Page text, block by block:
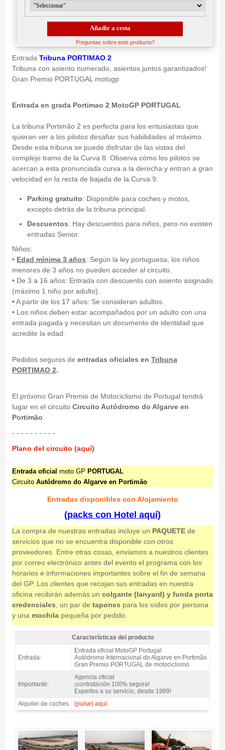
Preguntas sobre este producto?
Entrada Tribuna PORTIMAO 2
Tribuna con asiento numerado, asientos juntos garantizados!
Gran Premio PORTUGAL motogp
Entrada en grada Portimao 2 MotoGP PORTUGAL
La tribuna Portimão 2 es perfecta para los entusiastas que
quieran ver a los pilotos desafiar sus habilidades al máximo.
Desde esta tribuna se puede disfrutar de las vistas del
complejo tramo de la Curva 8. Observa cómo los pilotos se
acercan a esta pronunciada curva a la derecha y entran a gran
velocidad en la recta de bajada de la Curva 9.
Parking gratuito: Disponible para coches y motos,
excepto detrás de la tribuna principal.
Descuentos: Hay descuentos para niños, pero no existen
entradas Senior.
Niños:
• Edad mínima 3 años: Según la ley portuguesa, los niños
menores de 3 años no pueden acceder al circuito.
• De 3 a 16 años: Entrada con descuento con asiento asignado
(máximo 1 niño por adulto).
• A partir de los 17 años: Se consideran adultos.
• Los niños deben estar acompañados por un adulto con una
entrada pagada y necesitan un documento de identidad que
acredite la edad.
Pedidos seguros de entradas oficiales en Tribuna
PORTIMAO 2.
El próximo Gran Premio de Motociclismo de Portugal tendrá
lugar en el circuito Circuito Autódromo do Algarve en
Portimão
- - - - - - - - - -
Plano del circuito (aquí)
Entrada oficial moto GP PORTUGAL
Circuito Autódromo do Algarve en Portimão
Entradas disponibles con Alojamiento
(packs con Hotel aquí)
La compra de nuestras entradas incluye un PAQUETEde
servicios que no se encuentra disponible con otros
proveedores. Entre otras cosas, enviamos a nuestros clientes
por correo electrónico antes del evento el programa con los
horarios e informaciones importantes sobre el fin de semana
del GP. Los clientes que recojan sus entradas en nuestra
oficina recibirán además un colgante (lanyard) y funda porta
credenciales , un par de tapones para los oídos por persona
y una mochilapequeña por pedido.
Entrada MotoGP Tribuna Portimao 2, GP Portugal 2026 - Características
del producto
Características del producto
Entrada:
Entrada oficial MotoGP Portugal
Autódromo Internacional do Algarve en Portimão
Gran Premio PORTUGAL de motociclismo
Importante:
Agencia oficial
¡contratación 100% segura!
Expertos a su servicio, desde 1989!
Alquiler de coches
(pulse) aquí